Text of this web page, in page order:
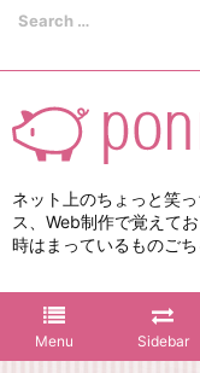
ネット上のちょっと笑
ス、Web制作で覚えて
時はまっているものごち
Menu Sidebar